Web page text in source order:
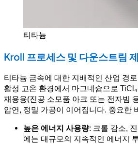
티타늄
Kroll 프로세스 및 다운스트림
티타늄 금속에 대한 지배적인 산업 경
활성 고온 환경에서 마그네슘으로
재용융(진공 소모품 아크 또는 전자빔
압연, 정밀 가공이 이어집니다. 중요한
높은 에너지 사용량: 크롤 감소,
에는 대규모의 지속적인 에너지